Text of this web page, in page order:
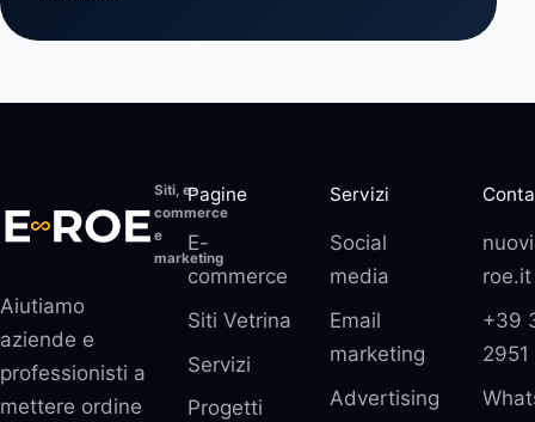
Siti, e-
commerce
e
marketing
Aiutiamo
aziende e
professionisti a
mettere ordine
Pagine
E-
commerce
Siti Vetrina
Servizi
Progetti
Servizi
Social
media
Email
marketing
Advertising
roe.it
+39
2951